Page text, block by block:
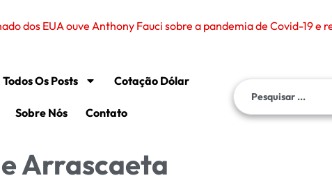
dos EUA ouve Anthony Fauci sobre a pandemia de Covid-19 e
Todos Os Posts Cotação Dólar
Sobre Nós Contato
Arrascaeta